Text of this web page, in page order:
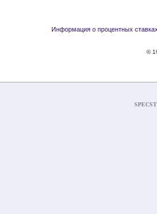
Информация о процентных
©